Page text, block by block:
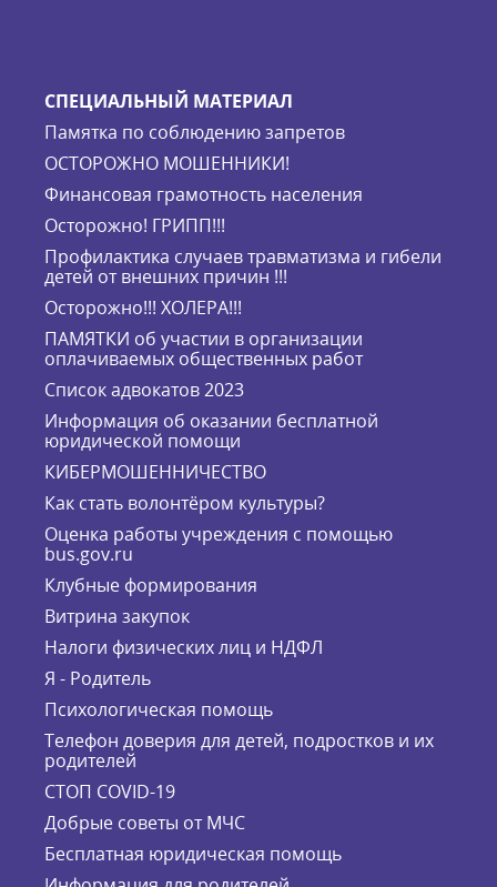
СПЕЦИАЛЬНЫЙ МАТЕРИАЛ
Памятка по соблюдению запретов
ОСТОРОЖНО МОШЕННИКИ!
Финансовая грамотность населения
Осторожно! ГРИПП!!!
Профилактика случаев травматизма и гибели
детей от внешних причин !!!
Осторожно!!! ХОЛЕРА!!!
ПАМЯТКИ об участии в организации
оплачиваемых общественных работ
Список адвокатов 2023
Информация об оказании бесплатной
юридической помощи
КИБЕРМОШЕННИЧЕСТВО
Как стать волонтёром культуры?
Оценка работы учреждения с помощью
bus.gov.ru
Клубные формирования
Витрина закупок
Налоги физических лиц и НДФЛ
Я - Родитель
Психологическая помощь
Телефон доверия для детей, подростков и их
родителей
СТОП COVID-19
Добрые советы от МЧС
Бесплатная юридическая помощь